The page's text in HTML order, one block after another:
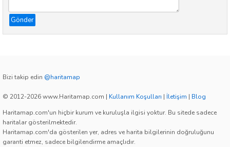
Gönder
Bizi takip edin @haritamap
© 2012-2026 www.Haritamap.com | Kullanım Koşulları | İletişim | Blog
Haritamap.com'un hiçbir kurum ve kuruluşla ilgisi yoktur. Bu sitede sadece
haritalar gösterilmektedir.
Haritamap.com'da gösterilen yer, adres ve harita bilgilerinin doğruluğunu
garanti etmez, sadece bilgilendirme amaçlıdır.